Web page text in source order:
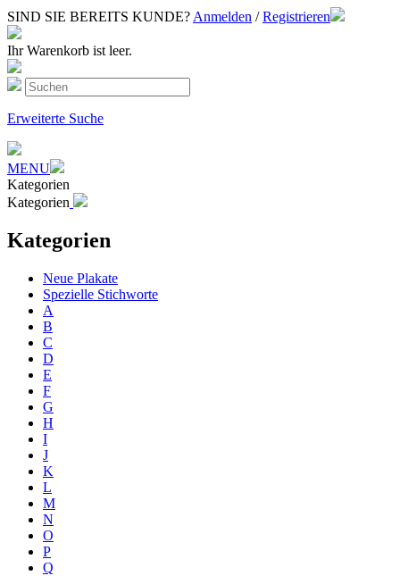
SIND SIE BEREITS KUNDE? Anmelden / Registrieren
Ihr Warenkorb ist leer.
Erweiterte Suche
MENU
Kategorien
Kategorien
Kategorien
Neue Plakate
Spezielle Stichworte
A
B
C
D
E
F
G
H
I
J
K
L
M
N
O
P
Q